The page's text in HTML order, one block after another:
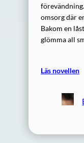
omsorg där
Bakom en
glömma all
Läs novellen